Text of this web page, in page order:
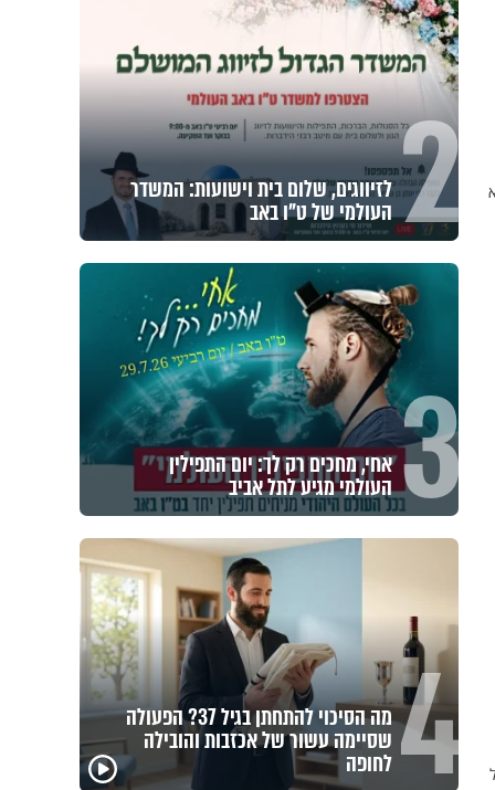
2 לזיווגים, שלום בית וישועות: המשדר
העולמי של ט"ו באב
3 אחי, מחכים רק לך: יום התפילין
העולמי מגיע לתל אביב
4 מה הסיכוי להתחתן בגיל 37? הפעולה
שסיימה עשור של אכזבות והובילה
לחופה
קרה בערד נס מסוג אחר!
הרב שניאור אשכנזי במסר
פגיעה עצמית וחרדות – איך
מכילים את זה? זוגיות